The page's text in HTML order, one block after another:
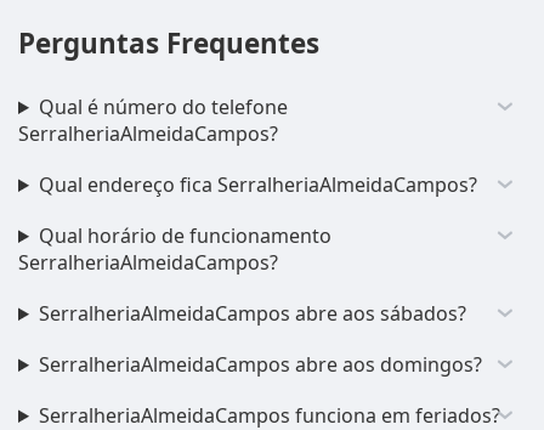
Perguntas Frequentes
Qual é número do telefone
SerralheriaAlmeidaCampos?
Qual endereço fica SerralheriaAlmeidaCampos?
Qual horário de funcionamento
SerralheriaAlmeidaCampos?
SerralheriaAlmeidaCampos abre aos sábados?
SerralheriaAlmeidaCampos abre aos domingos?
SerralheriaAlmeidaCampos funciona em feriados?